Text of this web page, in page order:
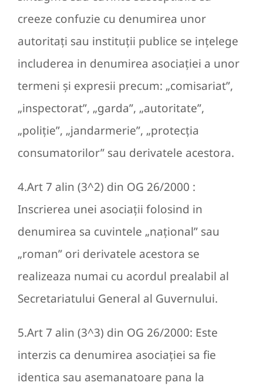
creeze confuzie cu denumirea unor
autoritaţi sau instituţii publice se inţelege
includerea in denumirea asociaţiei a unor
termeni şi expresii precum: „comisariat”,
„inspectorat”, „garda”, „autoritate”,
„poliţie”, „jandarmerie”, „protecţia
consumatorilor” sau derivatele acestora.
4.Art 7 alin (3^2) din OG 26/2000 :
Inscrierea unei asociaţii folosind in
denumirea sa cuvintele „naţional” sau
„roman” ori derivatele acestora se
realizeaza numai cu acordul prealabil al
Secretariatului General al Guvernului.
5.Art 7 alin (3^3) din OG 26/2000: Este
interzis ca denumirea asociaţiei sa fie
identica sau asemanatoare pana la